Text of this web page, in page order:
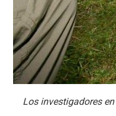
Los investigadores